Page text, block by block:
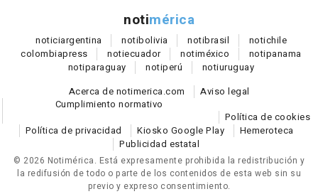
notimérica
noticiargentina notibolivia notibrasil notichile
colombiapress notiecuador notiméxico notipanama
notiparaguay notiperú notiuruguay
Acerca de notimerica.com
Aviso legal
Cumplimiento normativo
Política de cookies
Política de privacidad
Kiosko Google Play
Hemeroteca
Publicidad estatal
© 2026 Notimérica. Está expresamente prohibida la redistribución y
la redifusión de todo o parte de los contenidos de esta web sin su
previo y expreso consentimiento.